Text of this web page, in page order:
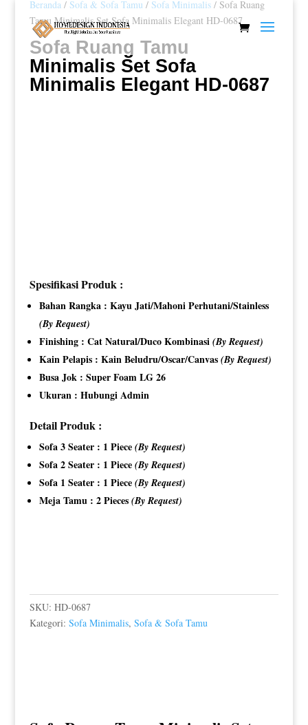
Beranda/ Sofa & Sofa Tamu / Sofa Minimalis/ Sofa Ruang
Tamu Minimalis Set Sofa Minimalis Elegant HD-0687
Sofa Ruang Tamu
Minimalis Set Sofa
Minimalis Elegant HD-0687
Spesifikasi Produk :
Bahan Rangka : Kayu Jati/Mahoni Perhutani/Stainless
(By Request)
Finishing : Cat Natural/Duco Kombinasi (By Request)
Kain Pelapis : Kain Beludru/Oscar/Canvas (By Request)
Busa Jok : Super Foam LG 26
Ukuran : Hubungi Admin
Detail Produk :
Sofa 3 Seater : 1 Piece (By Request)
Sofa 2 Seater : 1 Piece (By Request)
Sofa 1 Seater : 1 Piece (By Request)
Meja Tamu : 2 Pieces (By Request)
SKU: HD-0687
Kategori: Sofa Minimalis, Sofa & Sofa Tamu